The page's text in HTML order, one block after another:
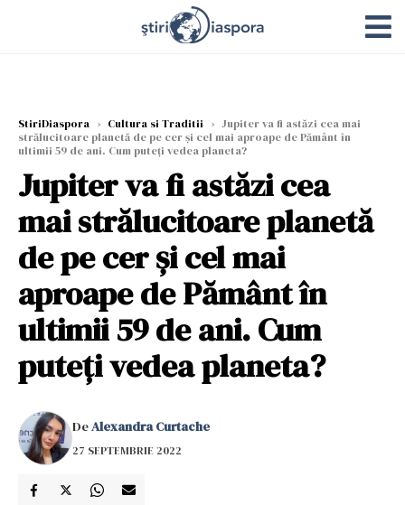
StiriDiaspora › Cultura si Traditii › Jupiter va fi astăzi cea mai
strălucitoare planetă de pe cer și cel mai aproape de Pământ în
ultimii 59 de ani. Cum puteți vedea planeta?
Jupiter va fi astăzi cea
mai strălucitoare planetă
de pe cer și cel mai
aproape de Pământ în
ultimii 59 de ani. Cum
puteți vedea planeta?
DeAlexandra Curtache
27 SEPTEMBRIE 2022